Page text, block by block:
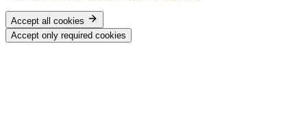
Accept all cookies
Accept only required cookies